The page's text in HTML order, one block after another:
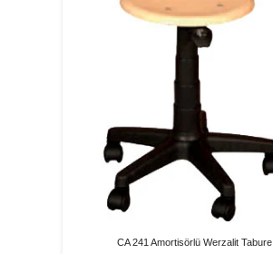
CA 241 Amortisörlü Werzalit Tabure